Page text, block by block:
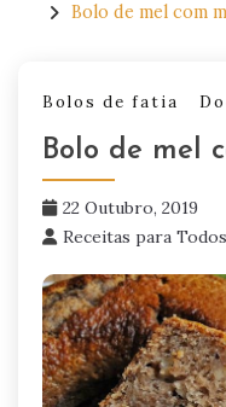
Bolo de mel com
Bolos de fatia
Bolo de mel
22 Outubro, 2019
Receitas para